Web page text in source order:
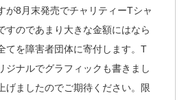
が8月末発売でチャリティーTシャ
すのであまり大きな金額にはなら
てを障害者団体に寄付します。T
ジナルでグラフィックも書きまし
げましたのでご期待ください。限